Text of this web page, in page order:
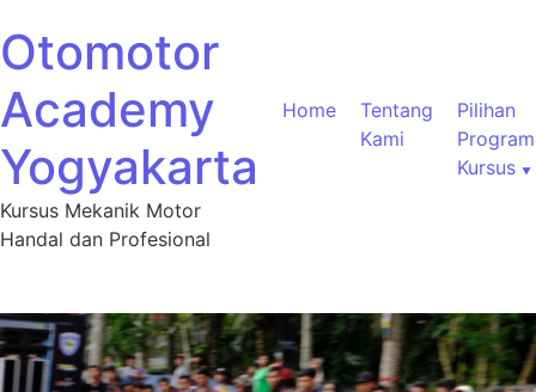
Otomotor
Academy
Yogyakarta
Kursus Mekanik Motor
Handal dan Profesional
Home
Tentang
Kami
Pilihan
Program
Kursus